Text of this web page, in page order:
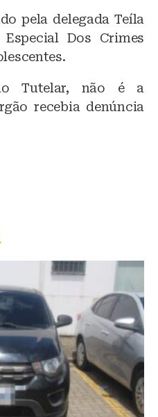
pela delegada Teíla
Dos Crimes
Tutelar, não é a
recebia denúncia